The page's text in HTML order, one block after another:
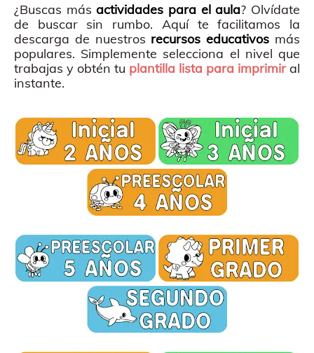
¿Buscas másactividades para el aula? Olvídate
de buscar sin rumbo. Aquí te facilitamos la
descarga de nuestros recursos educativos más
populares. Simplemente selecciona el nivel que
trabajas y obtén tu plantilla lista para imprimiral
instante.